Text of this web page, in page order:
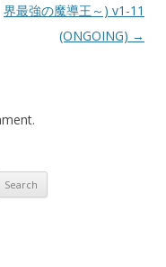
界最強の魔導王～) v1-11
(ONGOING) →